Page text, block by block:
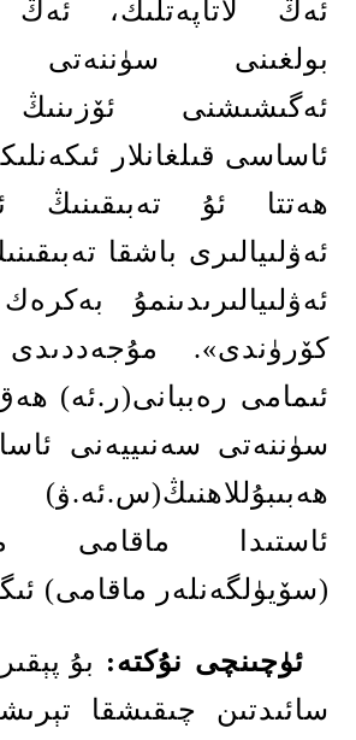
ئەڭ لاتاپەتلىك، ئەڭ
بولغىنى سۈننەتى
ئەگىشىشنى
ئاساسى قىلغانلار
ھەتتا ئۇ تەبىقىنىڭ
ئەۋلىيالىرى باشقا
ئەۋلىيالىرىدىنمۇ
كۆرۈندى».
ئىمامى رەببانى(ر .ئە)
سۈننەتى سەنىييەنى
ھەبىبۇللاھنىڭ(س.ئە.ۋ
ئاستىدا ماقامى
(سۆيۈلگەنلەر ماقامى)
ئۈچىنچى نۇكتە: بۇ
سائىدتىن چىقىشقا